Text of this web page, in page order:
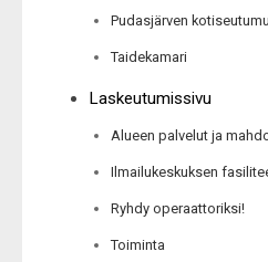
Pudasjärven
Taidekamari
Laskeutumissivu
Alueen palvelut ja
Ilmailukeskuksen
Ryhdy operaattoriksi!
Toiminta